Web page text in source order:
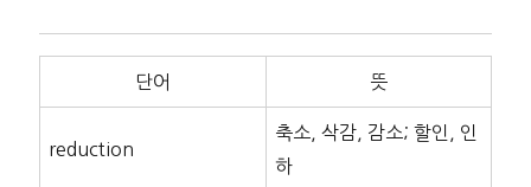
단어 뜻
reduction
축소, 삭감, 감소; 할인, 인
하